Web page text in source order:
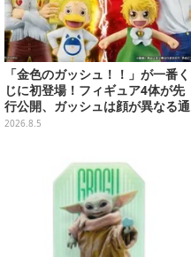
「金色のガッシュ！！」が一番く
じに初登場！フィギュア4体が先
行公開、ガッシュは顔が異なる通
常/ザケルver.の2種
2026.8.5